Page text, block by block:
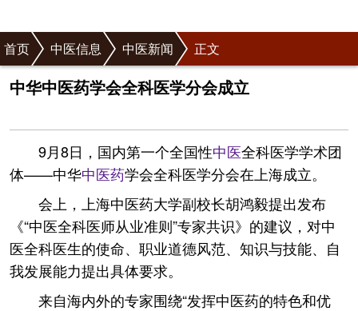
首页 中医信息 中医新闻 正文
中华中医药学会全科医学分会成立
9月8日，国内第一个全国性中医全科医学学术团
体——中华中医药学会全科医学分会在上海成立。
会上，上海中医药大学副校长胡鸿毅提出发布
《“中医全科医师从业准则”专家共识》的建议，对中
医全科医生的使命、职业道德风范、知识与技能、自
我发展能力提出具体要求。
来自海内外的专家围绕“发挥中医药的特色和优